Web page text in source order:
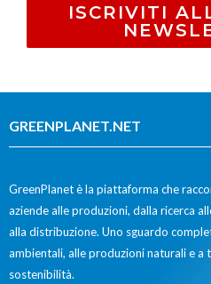
ISCRIVITI
GREENPLANET.NET
GreenPlanet è la piattaforma che
aziende alle produzioni, dalla ricerca
alla distribuzione. Uno sguardo
ambientali, alle produzioni naturali e a
sostenibilità.